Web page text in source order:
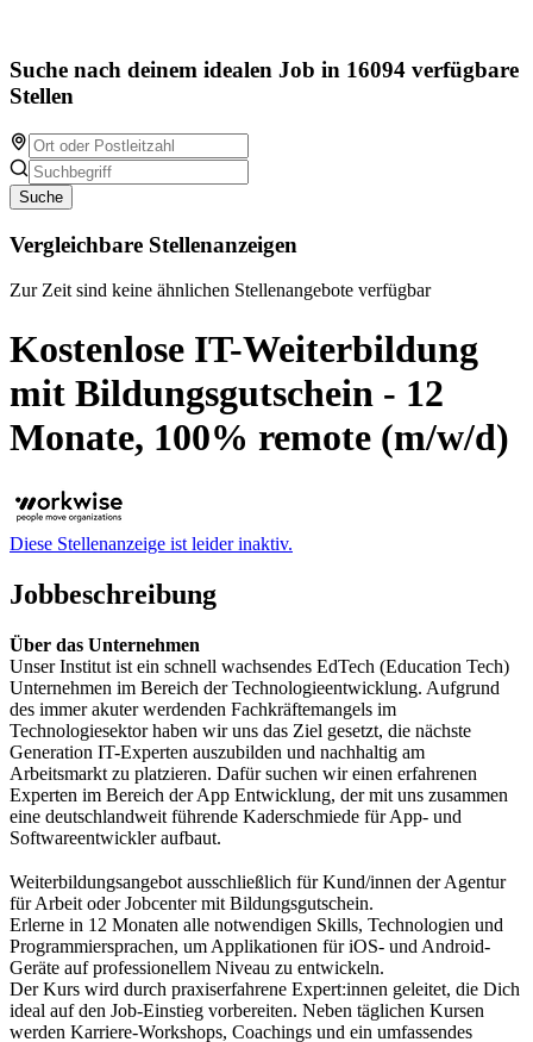
Suche nach deinem idealen Job in 16094 verfügbare
Stellen
Suche
Vergleichbare Stellenanzeigen
Zur Zeit sind keine ähnlichen Stellenangebote verfügbar
Kostenlose IT-Weiterbildung
mit Bildungsgutschein - 12
Monate, 100% remote (m/w/d)
Diese Stellenanzeige ist leider inaktiv.
Jobbeschreibung
Über das Unternehmen
Unser Institut ist ein schnell wachsendes EdTech (Education Tech)
Unternehmen im Bereich der Technologieentwicklung. Aufgrund
des immer akuter werdenden Fachkräftemangels im
Technologiesektor haben wir uns das Ziel gesetzt, die nächste
Generation IT-Experten auszubilden und nachhaltig am
Arbeitsmarkt zu platzieren. Dafür suchen wir einen erfahrenen
Experten im Bereich der App Entwicklung, der mit uns zusammen
eine deutschlandweit führende Kaderschmiede für App- und
Softwareentwickler aufbaut.
Weiterbildungsangebot ausschließlich für Kund/innen der Agentur
für Arbeit oder Jobcenter mit Bildungsgutschein.
Erlerne in 12 Monaten alle notwendigen Skills, Technologien und
Programmiersprachen, um Applikationen für iOS- und Android-
Geräte auf professionellem Niveau zu entwickeln.
Der Kurs wird durch praxiserfahrene Expert:innen geleitet, die Dich
ideal auf den Job-Einstieg vorbereiten. Neben täglichen Kursen
werden Karriere-Workshops, Coachings und ein umfassendes